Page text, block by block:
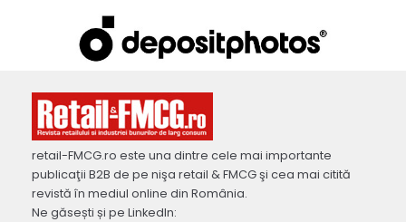
retail-FMCG.ro este una dintre cele mai importante
publicaţii B2B de pe nişa retail & FMCG şi cea mai citită
revistă în mediul online din România.
Ne găsești și pe LinkedIn: